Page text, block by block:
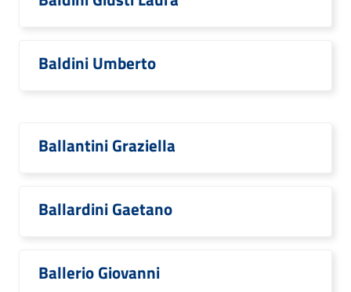
Baldini Umberto
Ballantini Graziella
Ballardini Gaetano
Ballerio Giovanni